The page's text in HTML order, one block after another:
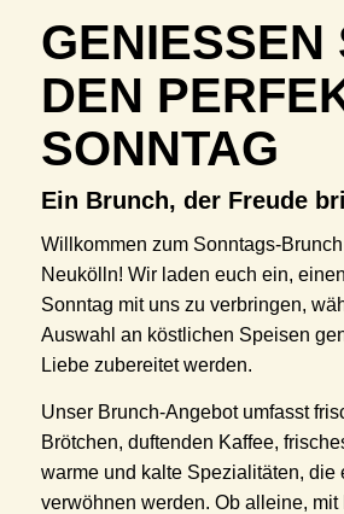
GENIESSEN
EN
ONNTAG
Ein Brunch, der Freude
Willkommen zum Sonntags-
Neukölln! Wir laden euch ein,
Sonntag mit uns zu verbringen,
Auswahl an köstlichen Speisen
Liebe zubereitet werden.
Unser Brunch-Angebot umfasst
Brötchen, duftenden Kaffee,
warme und kalte Spezialitäten, die
verwöhnen werden. Ob alleine, mit